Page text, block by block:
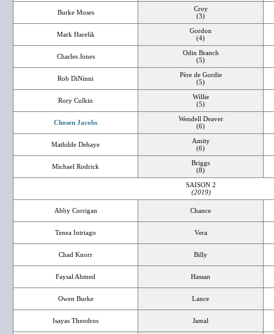
Burke Moses
Croy
(3)
Mark Harelik
Gordon
(4)
Charles Jones
Odin Branch
(5)
Rob DiNinni
Père de Gordie
(5)
Rory Culkin
Willie
(5)
Chosen Jacobs
Wendell Deaver
(6)
Mathilde Dehaye
Amity
(6)
Michael Rodrick
Briggs
(8)
SAISON 2
(2019)
Abby Corrigan Chance
Tenea Intriago Vera
Chad Knorr Billy
Faysal Ahmed Hassan
Owen Burke Lance
Isayas Theodros Jamal